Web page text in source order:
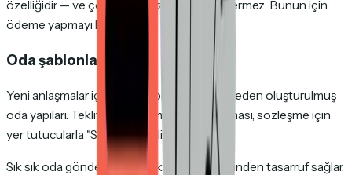
özelliğidir — ve çoğu ücretsiz plan bunu içermez. Bunun için
ödeme yapmayı bekleyin.
Oda şablonları
Yeni anlaşmalar için çoğaltabileceğiniz önceden oluşturulmuş
oda yapıları. Teklif, fiyatlandırma, vaka çalışması, sözleşme için
yer tutucularla "Standart teklif odası."
Sık sık oda gönderiyorsanız kurulum süresinden tasarruf sağlar.